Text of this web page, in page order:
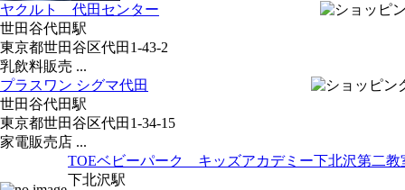
ヤクルト 代田センター
世田谷代田駅
東京都世田谷区代田1-43-2
乳飲料販売 ...
プラスワン シグマ代田
世田谷代田駅
東京都世田谷区代田1-34-15
家電販売店 ...
TOEベビーパーク キッズアカデミー下北沢第二教
下北沢駅